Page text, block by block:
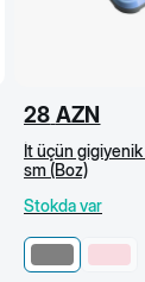
28 AZN
İt üçün gigiyenik
sm (Boz)
Stokda var